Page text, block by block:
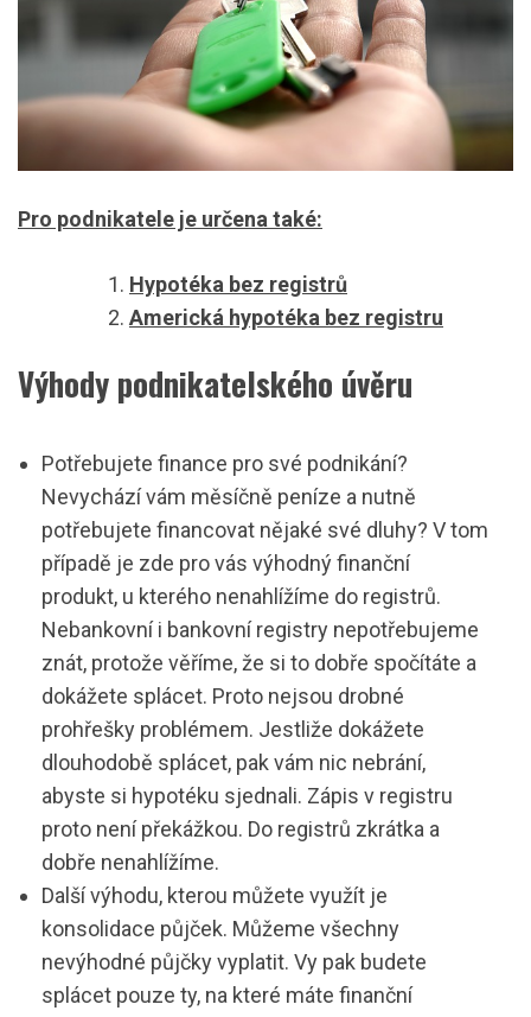
Pro podnikatele je určena také:
Hypotéka bez registrů
Americká hypotéka bez registru
Výhody podnikatelského úvěru
Potřebujete finance pro své podnikání?
Nevychází vám měsíčně peníze a nutně
potřebujete financovat nějaké své dluhy? V tom
případě je zde pro vás výhodný finanční
produkt, u kterého nenahlížíme do registrů.
Nebankovní i bankovní registry nepotřebujeme
znát, protože věříme, že si to dobře spočítáte a
dokážete splácet. Proto nejsou drobné
prohřešky problémem. Jestliže dokážete
dlouhodobě splácet, pak vám nic nebrání,
abyste si hypotéku sjednali. Zápis v registru
proto není překážkou. Do registrů zkrátka a
dobře nenahlížíme.
Další výhodu, kterou můžete využít je
konsolidace půjček. Můžeme všechny
nevýhodné půjčky vyplatit. Vy pak budete
splácet pouze ty, na které máte finanční